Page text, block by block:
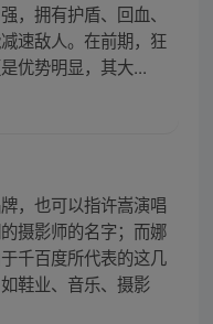
，拥有护盾、回血、
速敌人。在前期，狂
优势明显，其大...
，也可以指许嵩演唱
摄影师的名字；而娜
千百度所代表的这几
鞋业、音乐、摄影